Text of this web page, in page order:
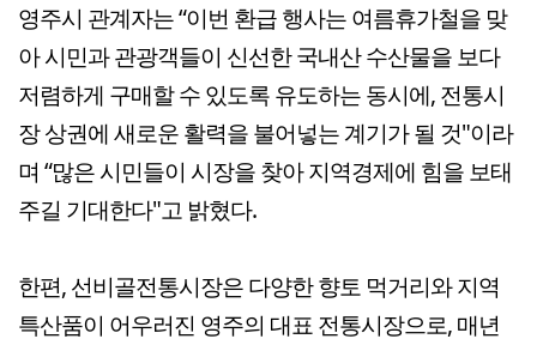
영주시 관계자는 “이번 환급 행사는 여름휴가철을 맞
아 시민과 관광객들이 신선한 국내산 수산물을 보다
저렴하게 구매할 수 있도록 유도하는 동시에, 전통시
장 상권에 새로운 활력을 불어넣는 계기가 될 것"이라
며 “많은 시민들이 시장을 찾아 지역경제에 힘을 보태
주길 기대한다"고 밝혔다.
한편, 선비골전통시장은 다양한 향토 먹거리와 지역
특산품이 어우러진 영주의 대표 전통시장으로, 매년